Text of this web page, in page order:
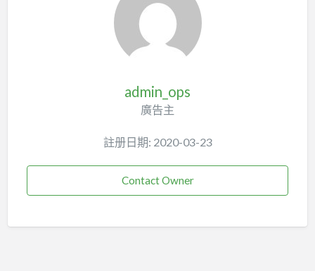
admin_ops
廣告主
註册日期: 2020-03-23
Contact Owner